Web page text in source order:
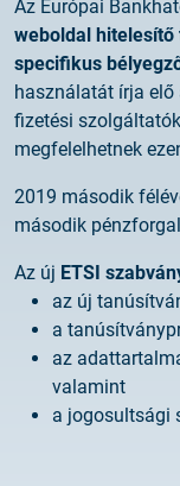
Az Európai
weboldal hitelesítő
specifikus
használatát írja elő
fizetési
megfelelhetnek
2019 második
második
Az új ETSI
az új
a
az
valamint
a jogosultsági